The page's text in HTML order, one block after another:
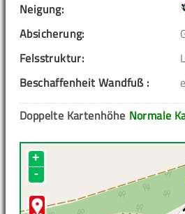
Neigung:
Absicherung:
Felsstruktur:
Beschaffenheit Wandfuß :
Normale
Doppelte Kartenhöhe
+
-